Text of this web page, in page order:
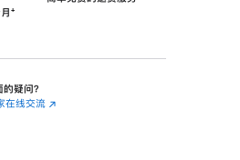
‍脚
‍⁺
疑问？
线交流 (在